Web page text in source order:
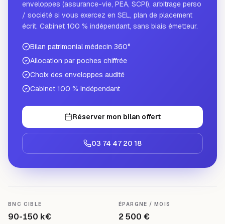
enveloppes (assurance-vie, PEA, SCPI), arbitrage perso
/ société si vous exercez en SEL, plan de placement
écrit. Cabinet 100 % indépendant, sans biais émetteur.
Bilan patrimonial médecin 360°
Allocation par poches chiffrée
Choix des enveloppes audité
Cabinet 100 % indépendant
Réserver mon bilan offert
03 74 47 20 18
BNC CIBLE
90-150 k€
ÉPARGNE / MOIS
2 500 €